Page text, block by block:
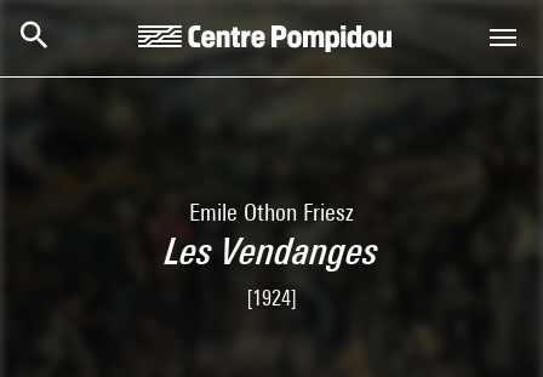
Emile Othon Friesz
Les Vendanges
[1924]